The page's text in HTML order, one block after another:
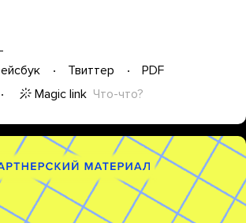
Твиттер
PDF
Magic link Что-что?